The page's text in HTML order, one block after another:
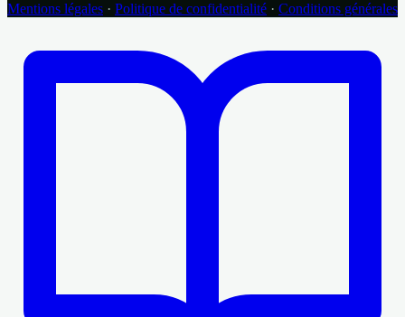
Mentions légales · Politique de confidentialité · Conditions générales